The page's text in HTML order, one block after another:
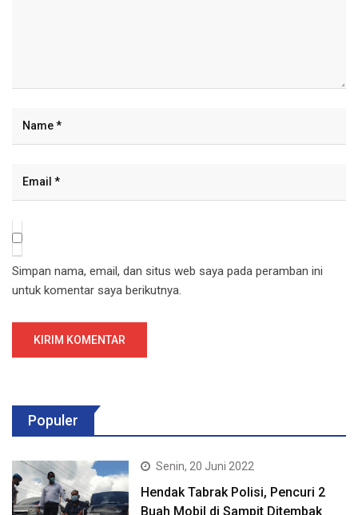
Simpan nama, email, dan situs web saya pada peramban ini
untuk komentar saya berikutnya.
Populer
Senin, 20 Juni 2022
Hendak Tabrak Polisi, Pencuri 2
Buah Mobil di Sampit Ditembak